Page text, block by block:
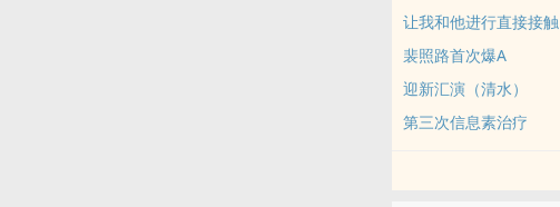
让我和他进行直接接触
裴照路首次爆A
迎新汇演（清水）
第三次信息素治疗